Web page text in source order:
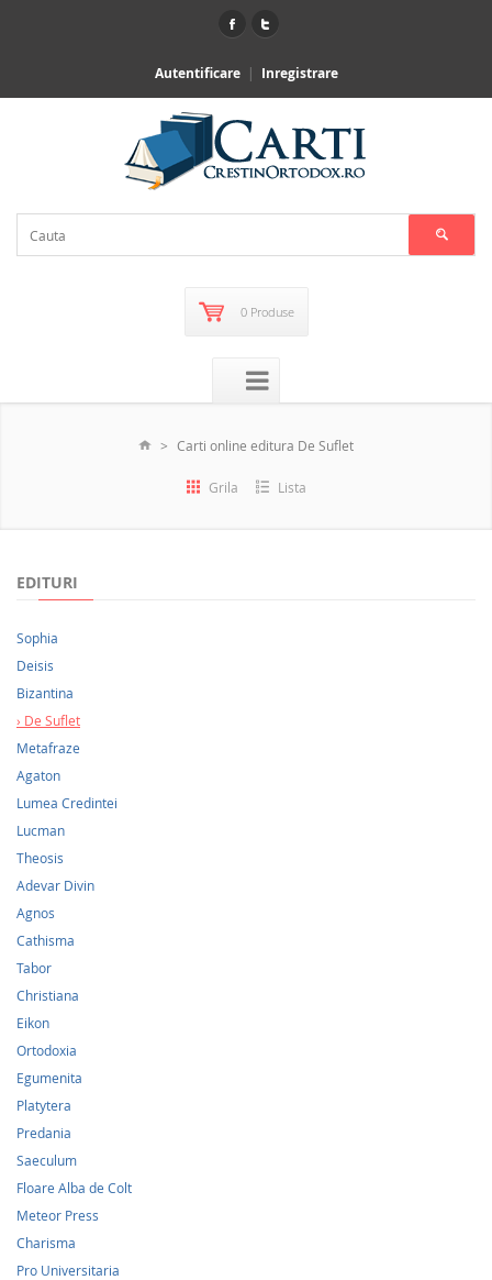
Autentificare Inregistrare
0 Produse
Carti online editura De Suflet
Grila Lista
EDITURI
Sophia
Deisis
Bizantina
De Suflet
Metafraze
Agaton
Lumea Credintei
Lucman
Theosis
Adevar Divin
Agnos
Cathisma
Tabor
Christiana
Eikon
Ortodoxia
Egumenita
Platytera
Predania
Saeculum
Floare Alba de Colt
Meteor Press
Charisma
Pro Universitaria